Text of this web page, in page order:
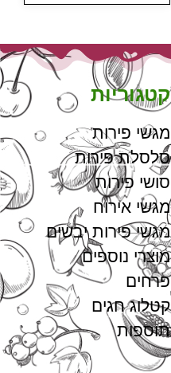
קטגוריות
מגשי פירות
סלסלת פירות
סושי פירות
מגשי אירוח
מגשי פירות יבשים
מוצרי נוספים
פרחים
קטלוג חגים
תוספות